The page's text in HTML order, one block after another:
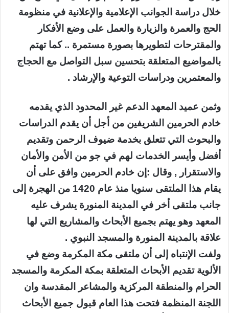
خلال دراسة الجوانب الإعلامية والإعلانية في منظومة
الحج والعمرة والزيارة والعمل على وضع الأفكار
والمقترحات لتطويرها بصورة مستمرة .. كما تهتم
بالمواضيع المتعلقة بتحسين سبل التواصل مع الحجاج
والمعتمرين ودراسات التوعية والإرشاد .
وثمن عميد المعهد الدعم غير المحدود الذي يقدمه
خادم الحرمين الشريفين من أجل أن يقدم الدراسات
والبحوث التي تتعلق بخدمة ضيوف الرحمن وتقديم
أفضل وأيسر الخدمات لهم في جو من الأمن والأمان
والاستقرار , وقال :إن خادم الحرمين وافق على أن
يقام هذا الملتقى سنويا منذ عام 1420 من الهجرة إلى
جانب ملتقى أخر في المدينة المنورة يشرف عليه
المعهد وهو يهتم بجميع الأبحاث والمشاريع التي لها
علاقة بالمدينة المنورة والمسجد النبوي .
ولفت الإنتباه إلى أن ملتقى مكة المكرمة وضع في
الألوية تقديم الأبحاث المتعلقة بمكة المكرمة والمسجد
الحرام والمنطقة المركزية والمشاعر المقدسة وان
اللجنة المنظمة فتحت هذا العام قبول جميع الأبحاث